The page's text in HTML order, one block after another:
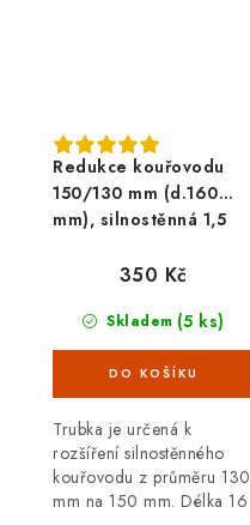
Redukce kouřovodu
150/130 mm (d.160
mm), silnostěnná 1,5
Skladem (5 ks)
350 Kč
Trubka je určená k
rozšíření silnostěnného
kouřovodu z průměru 130
mm na 150 mm. Délka 16